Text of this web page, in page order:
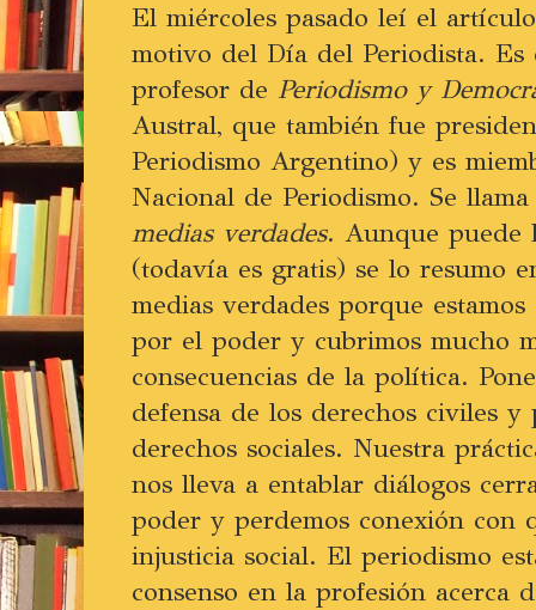
El miércoles pasado leí el
motivo del Día del Periodista.
profesor de Periodismo y
Austral, que también fue
Periodismo Argentino) y es
Nacional de Periodismo. Se
medias verdades. Aunque puede
(todavía es gratis) se lo resumo
medias verdades porque
por el poder y cubrimos mucho
consecuencias de la política.
defensa de los derechos civiles
derechos sociales. Nuestra
nos lleva a entablar diálogos
poder y perdemos conexión con
injusticia social. El periodismo
consenso en la profesión acerca